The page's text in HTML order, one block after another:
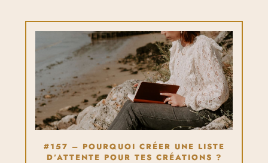
#157 – POURQUOI CRÉER UNE LISTE
D’ATTENTE POUR TES CRÉATIONS ?